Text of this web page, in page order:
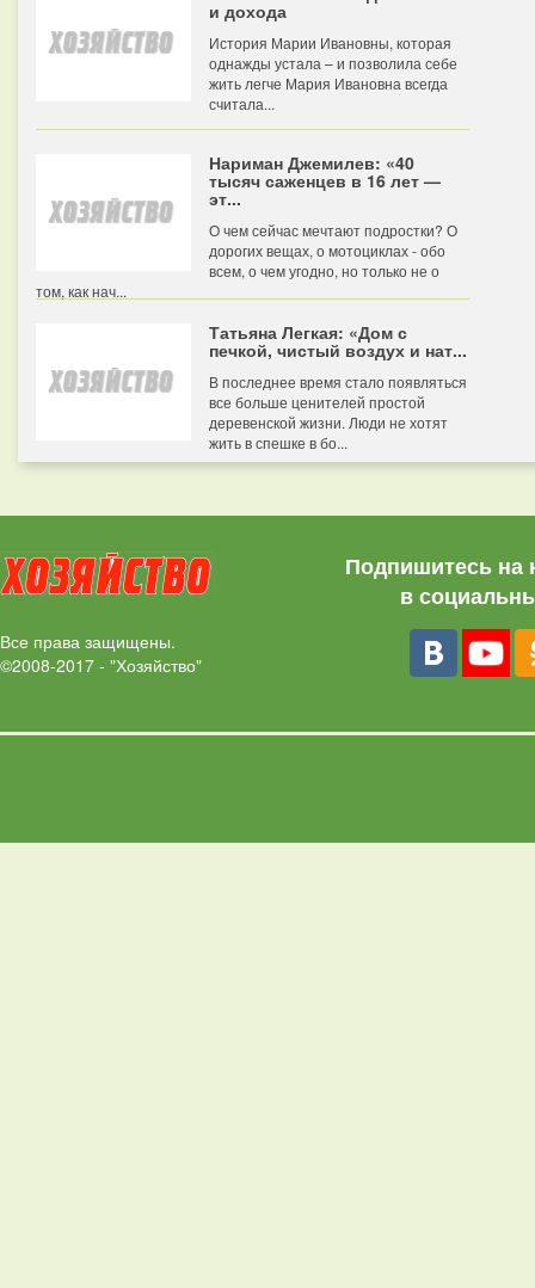
и дохода
История Марии Ивановны, которая
однажды устала – и позволила себе
жить легче Мария Ивановна всегда
считала...
Нариман Джемилев: «40
тысяч саженцев в 16 лет —
эт...
О чем сейчас мечтают подростки? О
дорогих вещах, о мотоциклах - обо
всем, о чем угодно, но только не о
том, как нач...
Татьяна Легкая: «Дом с
печкой, чистый воздух и нат...
В последнее время стало появляться
все больше ценителей простой
деревенской жизни. Люди не хотят
жить в спешке в бо...
Все права защищены.
©2008-2017 - "Хозяйство"
Подпишитесь на
в